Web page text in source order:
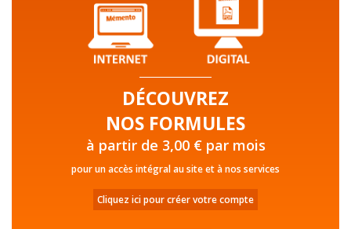
DÉCOUVREZ
NOS FORMULES
à partir de 3,00 € par mois
pour un accès intégral au site et à nos services
Cliquez ici pour créer votre compte